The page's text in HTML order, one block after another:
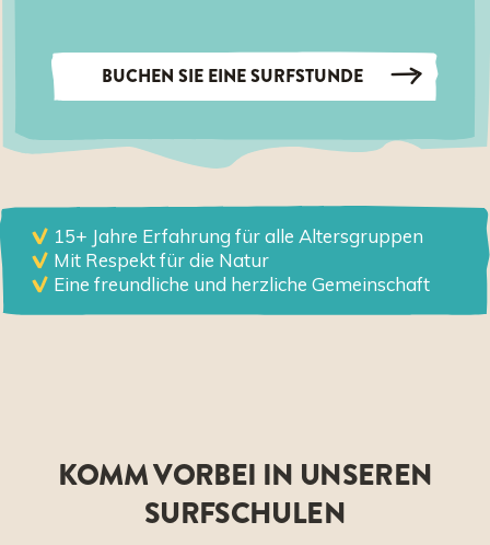
BUCHEN SIE EINE SURFSTUNDE
15+ Jahre Erfahrung für alle Altersgruppen
Mit Respekt für die Natur
Eine freundliche und herzliche Gemeinschaft
KOMM VORBEI IN UNSEREN
SURFSCHULEN